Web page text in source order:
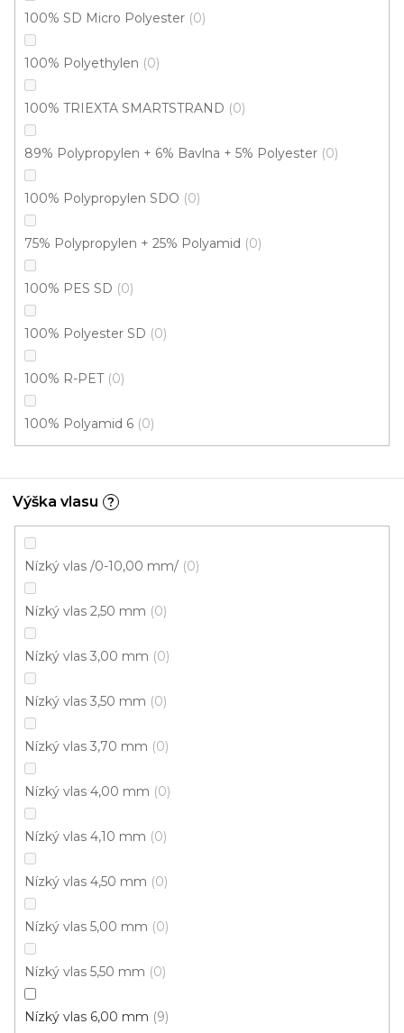
100% SD Micro Polyester 0
100% Polyethylen 0
100% TRIEXTA SMARTSTRAND 0
89% Polypropylen + 6% Bavlna + 5% Polyester 0
100% Polypropylen SDO 0
75% Polypropylen + 25% Polyamid 0
100% PES SD 0
100% Polyester SD 0
100% R-PET 0
100% Polyamid 6 0
Výška vlasu ?
Nízký vlas /0-10,00 mm/ 0
Nízký vlas 2,50 mm 0
Nízký vlas 3,00 mm 0
Nízký vlas 3,50 mm 0
Nízký vlas 3,70 mm 0
Nízký vlas 4,00 mm 0
Nízký vlas 4,10 mm 0
Nízký vlas 4,50 mm 0
Nízký vlas 5,00 mm 0
Nízký vlas 5,50 mm 0
Nízký vlas 6,00 mm 9
Metrážový koberec AVILA 9485
317 Kč / m2
5 m 4 m
Metrážový koberec AVILA 9495
Skladem externě, odesíláme do 2-3 dnů
317 Kč
5 m